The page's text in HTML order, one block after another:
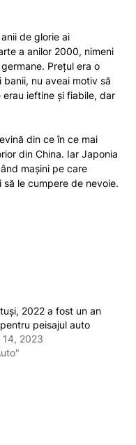
de glorie ai
a anilor 2000, nimeni
Prețul era o
nu aveai motiv să
ieftine și fiabile, dar
din ce în ce mai
din China. Iar Japonia
mașini pe care
să le cumpere de nevoie.
2022 a fost un an
peisajul auto
14, 2023